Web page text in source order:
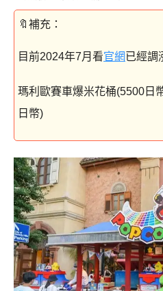
目前2024年7月看官網 已經調
瑪利歐賽車爆米花桶(5500日
日幣)